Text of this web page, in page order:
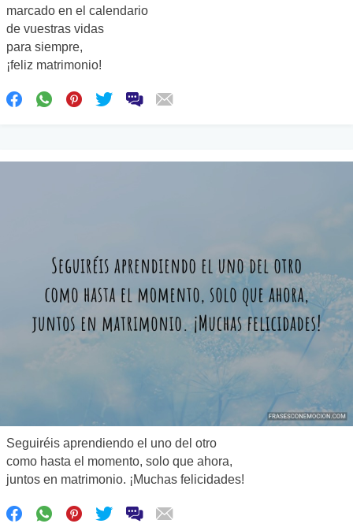
marcado en el calendario
de vuestras vidas
para siempre,
¡feliz matrimonio!
Seguiréis aprendiendo el uno del otro
como hasta el momento, solo que ahora,
juntos en matrimonio. ¡Muchas felicidades!